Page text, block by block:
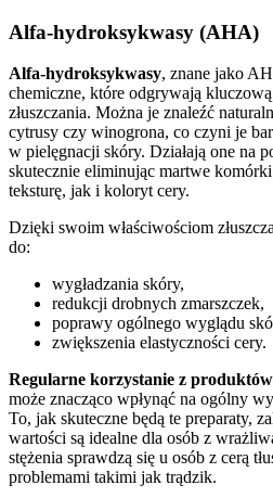
Alfa-hydroksykwasy (AHA)
Alfa-hydroksykwasy, znane jako
chemiczne, które odgrywają
złuszczania. Można je znaleźć
cytrusy czy winogrona, co czyni je
w pielęgnacji skóry. Działają one na
skutecznie eliminując martwe
teksturę, jak i koloryt cery.
Dzięki swoim właściwościom
do:
wygładzania skóry,
redukcji drobnych zmarszczek,
poprawy ogólnego wyglądu
zwiększenia elastyczności cery.
Regularne korzystanie z
może znacząco wpłynąć na ogólny
To, jak skuteczne będą te preparaty,
wartości są idealne dla osób z
stężenia sprawdzą się u osób z cerą
problemami takimi jak trądzik.